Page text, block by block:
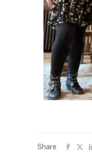
Share